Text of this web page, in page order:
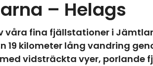
– Helags
våra fina fjällstationer i
19 kilometer lång vandring
vidsträckta vyer, porlande